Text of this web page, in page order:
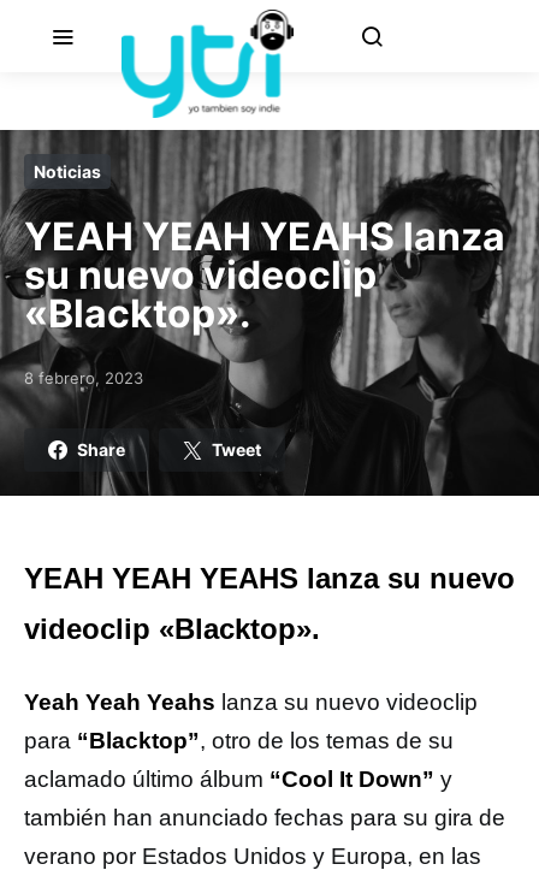
Noticias
YEAH YEAH YEAHS lanza
su nuevo videoclip
«Blacktop».
Posted on
8 febrero, 2023
Share Tweet
YEAH YEAH YEAHS lanza su nuevo
videoclip «Blacktop».
Yeah Yeah Yeahs lanza su nuevo videoclip
para “Blacktop”, otro de los temas de su
aclamado último álbum “Cool It Down” y
también han anunciado fechas para su gira de
verano por Estados Unidos y Europa, en las